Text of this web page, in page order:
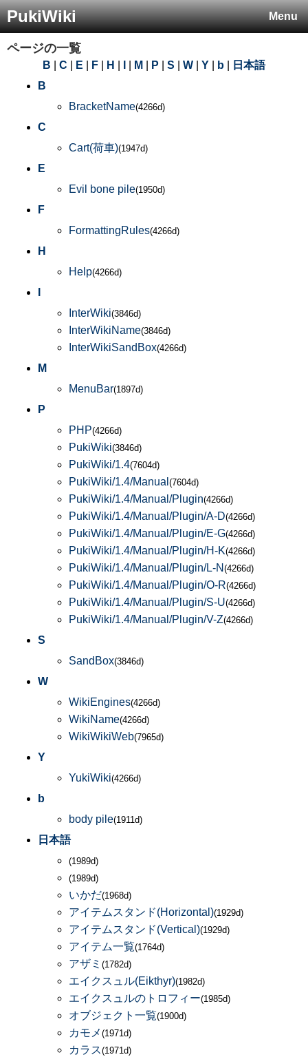
Menu
PukiWiki
ページの一覧
B C E F H M P S W Y b
日本語
B
BracketName(4266d)
C
Cart(荷車)(1947d)
E
Evil bone pile(1950d)
F
FormattingRules(4266d)
H
Help(4266d)
InterWiki(3846d)
InterWikiName(3846d)
InterWikiSandBox(4266d)
M
MenuBar(1897d)
P
PHP(4266d)
PukiWiki(3846d)
PukiWiki/1.4(7604d)
PukiWiki/1.4/Manual (7604d)
PukiWiki/1.4/Manual/Plugin(4266d)
PukiWiki/1.4/Manual/Plugin/A-D(4266d)
PukiWiki/1.4/Manual/Plugin/E-G(4266d)
PukiWiki/1.4/Manual/Plugin/H-K(4266d)
PukiWiki/1.4/Manual/Plugin/L-N (4266d)
PukiWiki/1.4/Manual/Plugin/O-R(4266d)
PukiWiki/1.4/Manual/Plugin/S-U(4266d)
PukiWiki/1.4/Manual/Plugin/V-Z(4266d)
S
SandBox(3846d)
W
WikiEngines(4266d)
WikiName(4266d)
WikiWikiWeb(7965d)
Y
YukiWiki(4266d)
b
body pile(1911d)
日本語
(1989d)
(1989d)
いかだ(1968d)
アイテムスタンド(Horizontal)(1929d)
アイテムスタンド(Vertical)(1929d)
アイテム一覧(1764d)
アザミ (1782d)
エイクスュル(Eikthyr)(1982d)
エイクスュルのトロフィー(1985d)
オブジェクト一覧(1900d)
カモメ (1971d)
カラス(1971d)